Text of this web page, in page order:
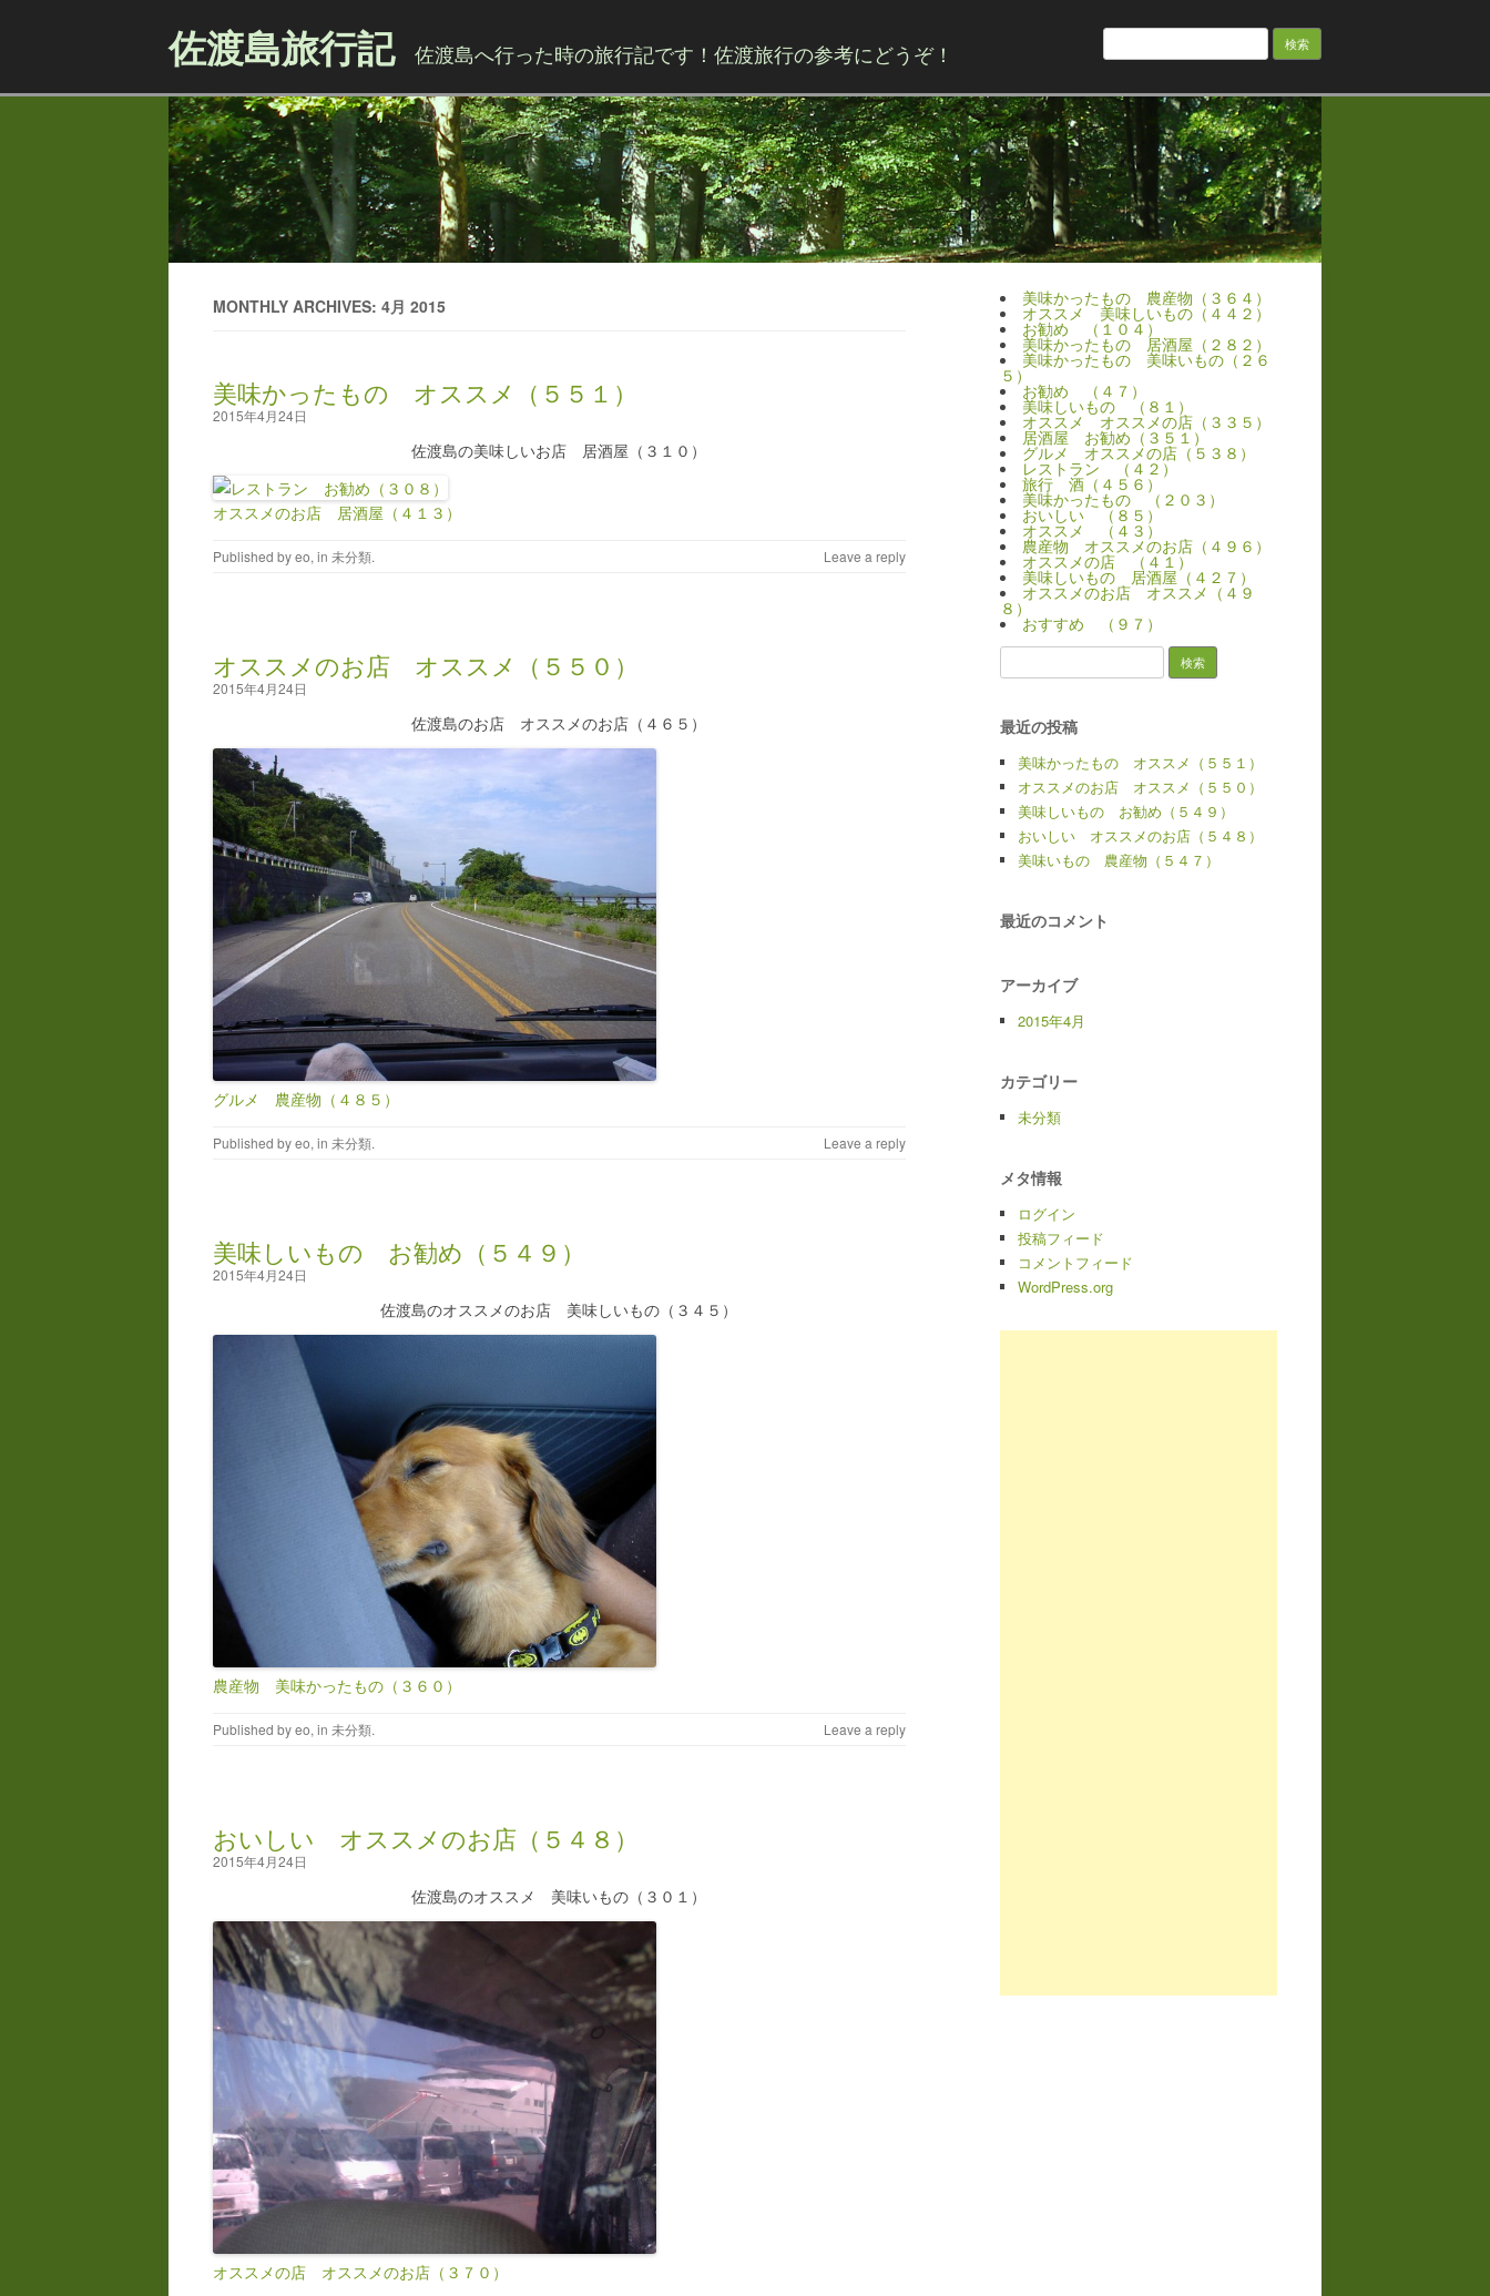
佐渡島旅行記 佐渡島へ行った時の旅行記です！佐渡旅行の参考にどうぞ！
検
MONTHLY ARCHIVES: 4月 2015
美味かったもの オススメ（５５１）
2015年4月24日
佐渡島の美味しいお店 居酒屋（３１０）
オススメのお店 居酒屋（４１３）
Published byeo, in 未分類. Leave a reply
オススメのお店 オススメ（５５０）
2015年4月24日
佐渡島のお店 オススメのお店（４６５）
グルメ 農産物（４８５）
Published byeo, in 未分類. Leave a reply
美味しいもの お勧め（５４９）
2015年4月24日
佐渡島のオススメのお店 美味しいもの（３４５）
農産物 美味かったもの（３６０）
Published byeo, in 未分類. Leave a reply
おいしい オススメのお店（５４８）
2015年4月24日
佐渡島のオススメ 美味いもの（３０１）
オススメの店 オススメのお店（３７０）
美味かったもの 農産物（３６４）
オススメ 美味しいもの（４４２）
お勧め （１０４）
美味かったもの 居酒屋（２８２）
美味かったもの 美味いもの（２６
５）
お勧め （４７）
美味しいもの （８１）
オススメ オススメの店（３３５）
居酒屋 お勧め（３５１）
グルメ オススメの店（５３８）
レストラン （４２）
旅行 酒（４５６）
美味かったもの （２０３）
おいしい （８５）
オススメ （４３）
農産物 オススメのお店（４９６）
オススメの店 （４１）
美味しいもの 居酒屋（４２７）
オススメのお店 オススメ（４９
８）
おすすめ （９７）
索:
最近の投稿
美味かったもの オススメ（５５１）
オススメのお店 オススメ（５５０）
美味しいもの お勧め（５４９）
おいしい オススメのお店（５４８）
美味いもの 農産物（５４７）
最近のコメント
アーカイブ
2015年4月
カテゴリー
未分類
メタ情報
ログイン
投稿フィード
コメントフィード
WordPress.org